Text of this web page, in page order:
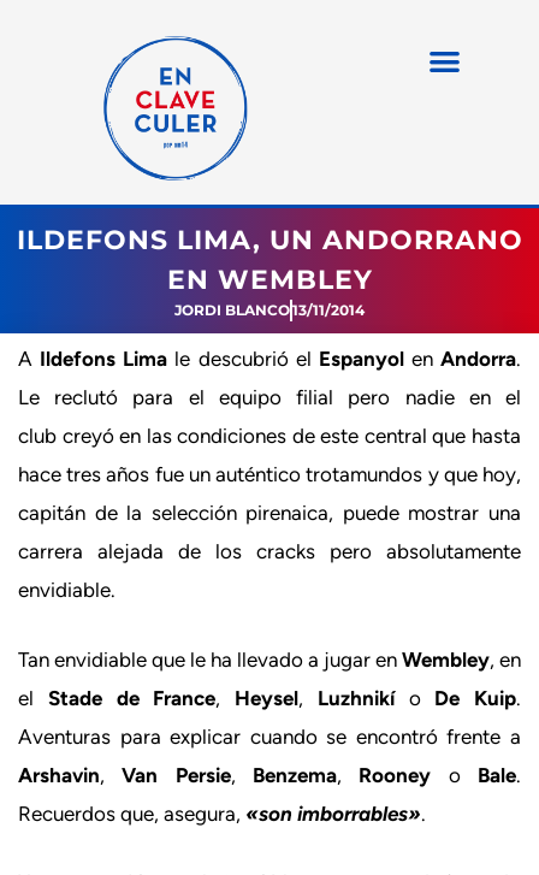
ILDEFONS LIMA, UN ANDORRANO
EN WEMBLEY
JORDI BLANCO13/11/2014
A Ildefons Lima le descubrió el Espanyolen Andorra.
Le reclutó para el equipo filial pero nadie en el
club creyó en las condiciones de este central que hasta
hace tres años fue un auténtico trotamundos y que hoy,
capitán de la selección pirenaica, puede mostrar una
carrera alejada de los cracks pero absolutamente
envidiable.
Tan envidiable que le ha llevado a jugar en Wembley, en
el Stade de France, Heysel, Luzhnikío De Kuip.
Aventuras para explicar cuando se encontró frente a
Arshavin,Van Persie, Benzema, Rooney o Bale.
Recuerdos que, asegura, «son imborrables».